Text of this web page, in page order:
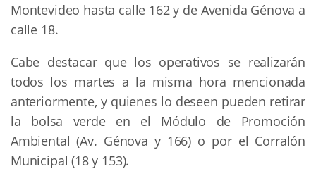
Montevideo hasta calle 162 y de Avenida Génova a
calle 18.
Cabe destacar que los operativos se realizarán
todos los martes a la misma hora mencionada
anteriormente, y quienes lo deseen pueden retirar
la bolsa verde en el Módulo de Promoción
Ambiental (Av. Génova y 166) o por el Corralón
Municipal (18 y 153).